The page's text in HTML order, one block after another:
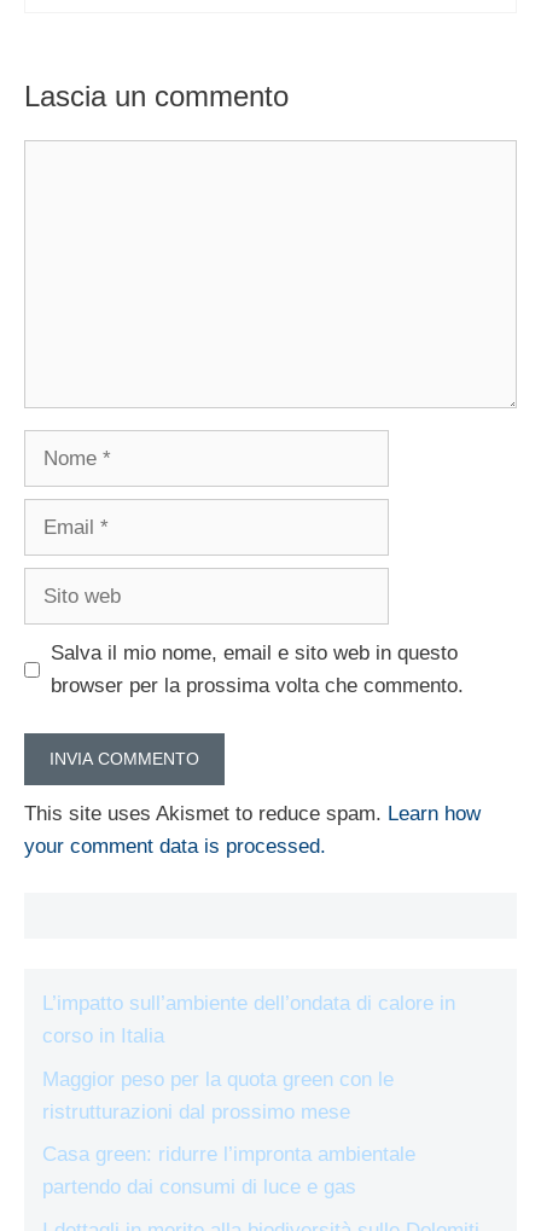
Lascia un commento
Nome
Email
Sito
Salva il mio nome, email e sito web in questo
browser per la prossima volta che commento.
This site uses Akismet to reduce spam. Learn how
your comment data is processed.
L’impatto sull’ambiente dell’ondata di calore in
corso in Italia
Maggior peso per la quota green con le
ristrutturazioni dal prossimo mese
Casa green: ridurre l’impronta ambientale
partendo dai consumi di luce e gas